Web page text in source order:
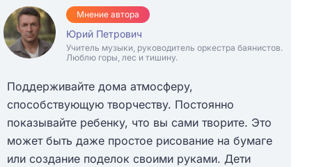
Мнение автора
Юрий Петрович
Учитель музыки, руководитель оркестра баянистов.
Люблю горы, лес и тишину.
Поддерживайте дома атмосферу,
способствующую творчеству. Постоянно
показывайте ребенку, что вы сами творите. Это
может быть даже простое рисование на бумаге
или создание поделок своими руками. Дети